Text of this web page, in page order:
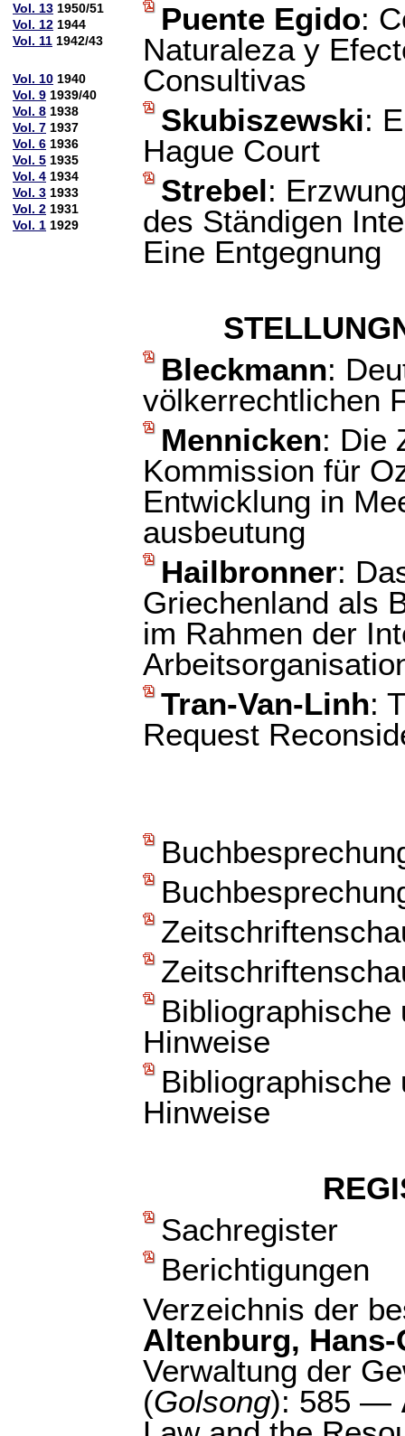
Vol. 13 1950/51
Vol. 12 1944
Vol. 11 1942/43
Vol. 10 1940
Vol. 9 1939/40
Vol. 8 1938
Vol. 7 1937
Vol. 6 1936
Vol. 5 1935
Vol. 4 1934
Vol. 3 1933
Vol. 2 1931
Vol. 1 1929
Puente Egido:
Naturaleza y
Consultivas
Skubiszewski:
Hague Court
Strebel:
des Ständigen
Eine Entgegnung
Bleckmann:
völkerrechtlichen
Mennicken: Die
Kommission für
Entwicklung in
ausbeutung
Hailbronner:
Griechenland als
im Rahmen der
Tran-Van-Linh:
Request
Bibliographische
Hinweise
Bibliographische
Hinweise
Sachregister
Berichtigungen
Verzeichnis der
Altenburg,
Verwaltung der
(Golsong): 585 —